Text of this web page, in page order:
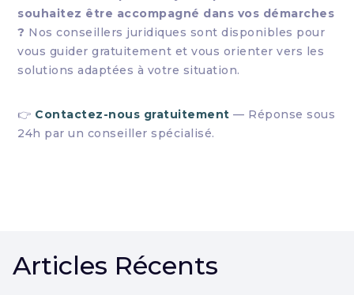
souhaitez être accompagné dans vos démarches
? Nos conseillers juridiques sont disponibles pour
vous guider gratuitement et vous orienter vers les
solutions adaptées à votre situation.
👉 Contactez-nous gratuitement — Réponse sous
24h par un conseiller spécialisé.
Articles Récents